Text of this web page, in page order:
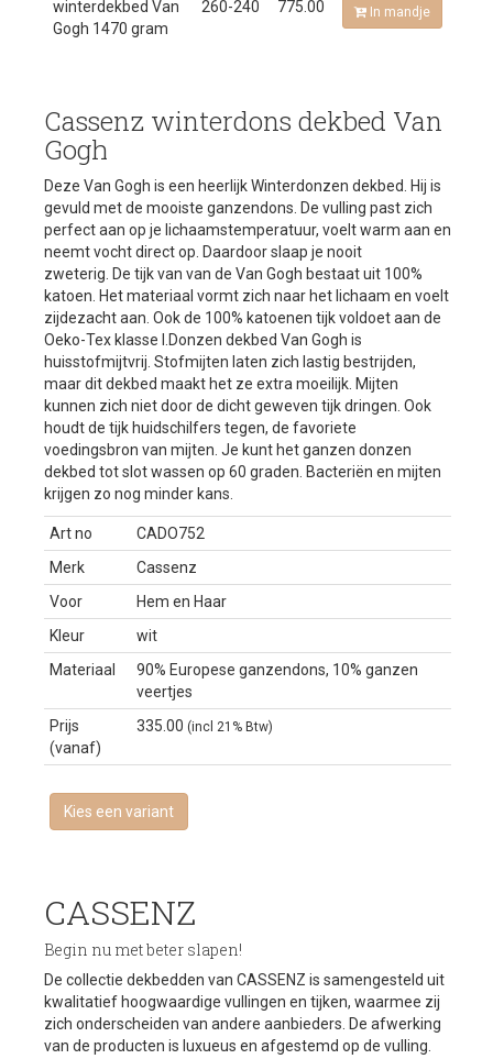
winterdekbed Van
Gogh 1470 gram
260-240 775.00 In mandje
Cassenz winterdons dekbed Van
Gogh
Deze Van Gogh is een heerlijk Winterdonzen dekbed. Hij is
gevuld met de mooiste ganzendons. De vulling past zich
perfect aan op je lichaamstemperatuur, voelt warm aan en
neemt vocht direct op. Daardoor slaap je nooit
zweterig. De tijk van van de Van Gogh bestaat uit 100%
katoen. Het materiaal vormt zich naar het lichaam en voelt
zijdezacht aan. Ook de 100% katoenen tijk voldoet aan de
Oeko-Tex klasse I.Donzen dekbed Van Gogh is
huisstofmijtvrij. Stofmijten laten zich lastig bestrijden,
maar dit dekbed maakt het ze extra moeilijk. Mijten
kunnen zich niet door de dicht geweven tijk dringen. Ook
houdt de tijk huidschilfers tegen, de favoriete
voedingsbron van mijten. Je kunt het ganzen donzen
dekbed tot slot wassen op 60 graden. Bacteriën en mijten
krijgen zo nog minder kans.
Art no
CADO752
Merk
Cassenz
Voor
Hem en Haar
Kleur
wit
Materiaal
90% Europese ganzendons, 10% ganzen
veertjes
Prijs
(vanaf)
335.00 (incl 21% Btw)
Kies een variant
CASSENZ
Begin nu met beter slapen!
De collectie dekbedden van CASSENZ is samengesteld uit
kwalitatief hoogwaardige vullingen en tijken, waarmee zij
zich onderscheiden van andere aanbieders. De afwerking
van de producten is luxueus en afgestemd op de vulling.